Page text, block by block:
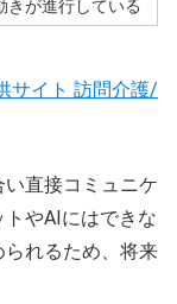
きが進行している
サイト 訪問介護/
直接コミュニケ
やAIにはできな
れるため、将来